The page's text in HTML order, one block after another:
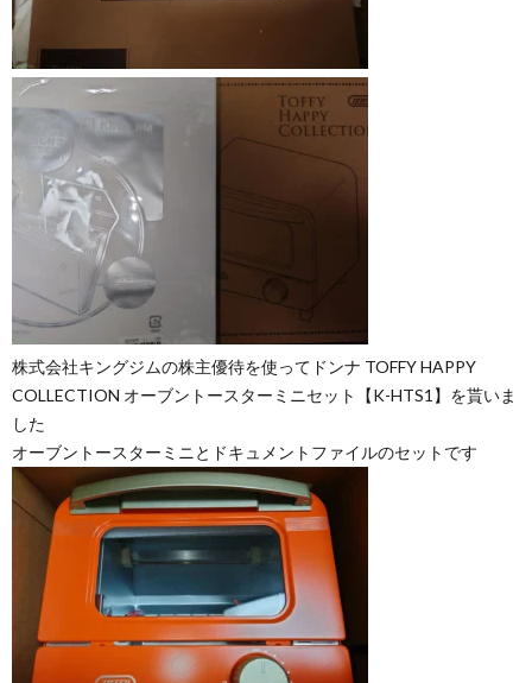
株式会社キングジムの株主優待を使ってドンナ TOFFY HAPPY
COLLECTION オーブントースターミニセット【K-HTS1】を貰いま
した
オーブントースターミニとドキュメントファイルのセットです